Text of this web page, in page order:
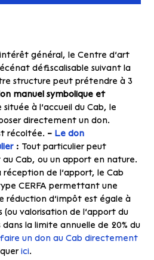
général, le Centre d’art
défiscalisable suivant la
structure peut prétendre à 3
manuel symbolique et
située à l’accueil du Cab, le
directement un don.
récoltée. – Le don
: Tout particulier peut
Cab, ou un apport en nature.
réception de l’apport, le Cab
CERFA permettant une
réduction d’impôt est égale à
(ou valorisation de l’apport du
la limite annuelle de 20% du
faire un don au Cab directement
ici.